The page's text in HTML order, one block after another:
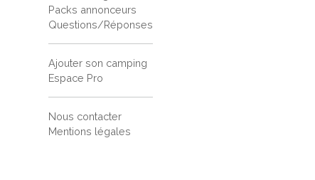
Packs annonceurs
Questions/Réponses
Ajouter son camping
Espace Pro
Nous contacter
Mentions légales